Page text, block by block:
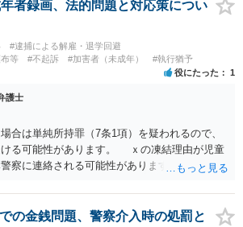
者録画、法的問題と対応策につい
#逮捕による解雇・退学回避
等
#不起訴 #加害者（未成年） #執行猶予
役にたった 1
護士
合は単純所持罪（7条1項）を疑われるので、
ける可能性があります。 ｘの凍結理由が児童
警察に連絡される可能性があります。 対応と
なり、検討してください
の金銭問題、警察介入時の処罰と